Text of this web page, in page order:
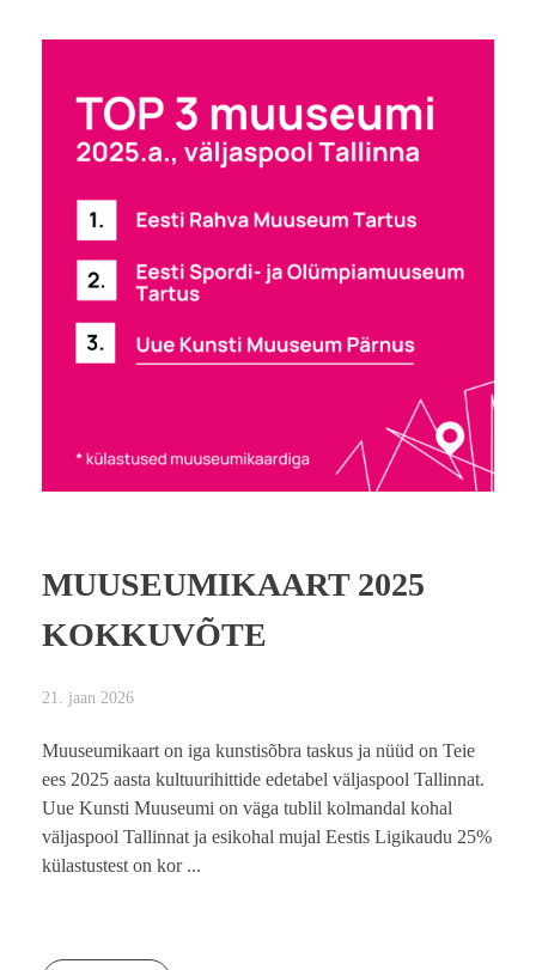
MUUSEUMIKAART 2025
KOKKUVÕTE
21. jaan 2026
Muuseumikaart on iga kunstisõbra taskus ja nüüd on Teie
ees 2025 aasta kultuurihittide edetabel väljaspool Tallinnat.
Uue Kunsti Muuseumi on väga tublil kolmandal kohal
väljaspool Tallinnat ja esikohal mujal Eestis Ligikaudu 25%
külastustest on kor ...